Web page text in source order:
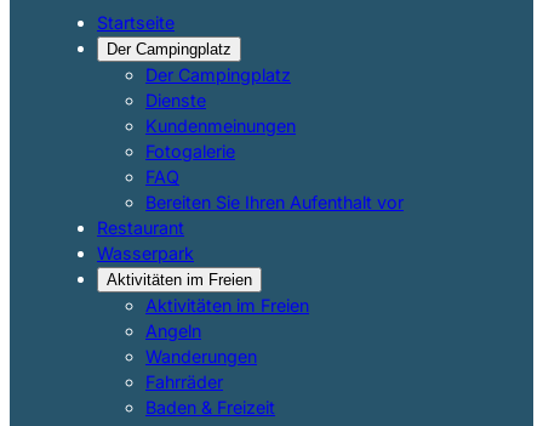
Startseite
Der Campingplatz
Der Campingplatz
Dienste
Kundenmeinungen
Fotogalerie
FAQ
Bereiten Sie Ihren Aufenthalt vor
Restaurant
Wasserpark
Aktivitäten im Freien
Aktivitäten im Freien
Angeln
Wanderungen
Fahrräder
Baden & Freizeit